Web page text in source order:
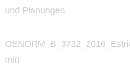
und Planungen
min